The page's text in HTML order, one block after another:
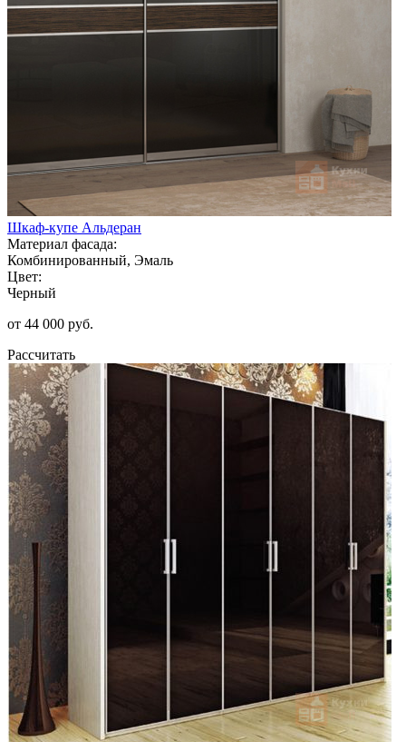
Шкаф-купе Альдеран
Материал фасада:
Комбинированный, Эмаль
Цвет:
Черный
от 44 000 руб.
Рассчитать